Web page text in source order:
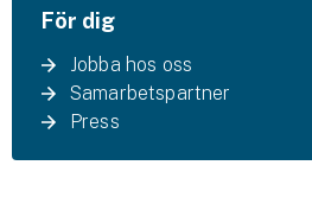
För dig
Jobba hos oss
Samarbetspartner
Press